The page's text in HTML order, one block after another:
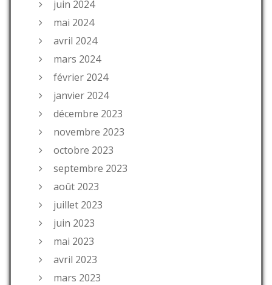
juin 2024
mai 2024
avril 2024
mars 2024
février 2024
janvier 2024
décembre 2023
novembre 2023
octobre 2023
septembre 2023
août 2023
juillet 2023
juin 2023
mai 2023
avril 2023
mars 2023